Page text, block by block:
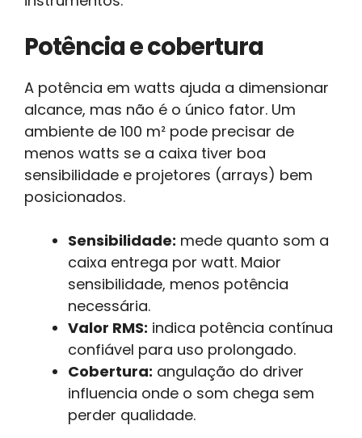
Potência e cobertura
A potência em watts ajuda a dimensionar
alcance, mas não é o único fator. Um
ambiente de 100 m² pode precisar de
menos watts se a caixa tiver boa
sensibilidade e projetores (arrays) bem
posicionados.
Sensibilidade: mede quanto som a
caixa entrega por watt. Maior
sensibilidade, menos potência
necessária.
Valor RMS: indica potência contínua
confiável para uso prolongado.
Cobertura: angulação do driver
influencia onde o som chega sem
perder qualidade.